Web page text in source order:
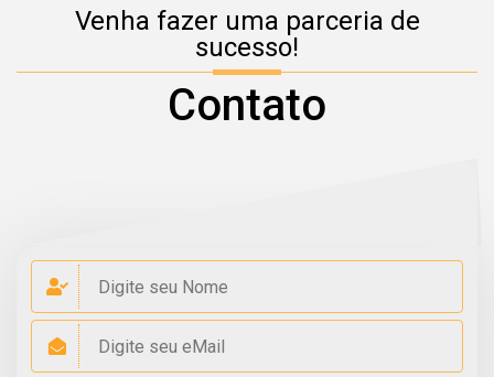
Venha fazer uma parceria de
sucesso!
Contato